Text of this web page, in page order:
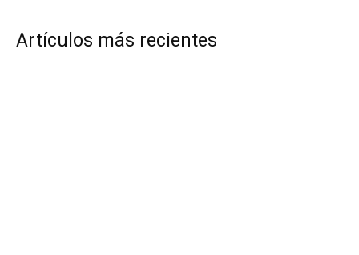
Artículos más recientes